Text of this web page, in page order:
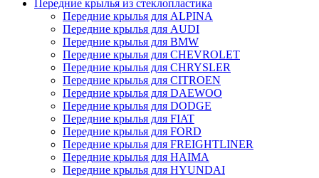
Передние крылья из стеклопластика
Передние крылья для ALPINA
Передние крылья для AUDI
Передние крылья для BMW
Передние крылья для CHEVROLET
Передние крылья для CHRYSLER
Передние крылья для CITROEN
Передние крылья для DAEWOO
Передние крылья для DODGE
Передние крылья для FIAT
Передние крылья для FORD
Передние крылья для FREIGHTLINER
Передние крылья для HAIMA
Передние крылья для HYUNDAI